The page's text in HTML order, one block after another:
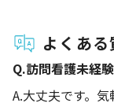
よくある
Q.訪問看護未経
A.大丈夫です。気